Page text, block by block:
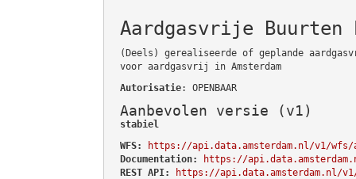
Aardgasvrije
(Deels) gerealiseerde of geplande
voor aardgasvrij in Amsterdam
Autorisatie: OPENBAAR
Aanbevolen versie (v1)
stabiel
WFS:
https://api.data.amsterdam.nl/v1/wfs/
Documentation:
https://
REST API:
https://api.data.amsterdam.nl/